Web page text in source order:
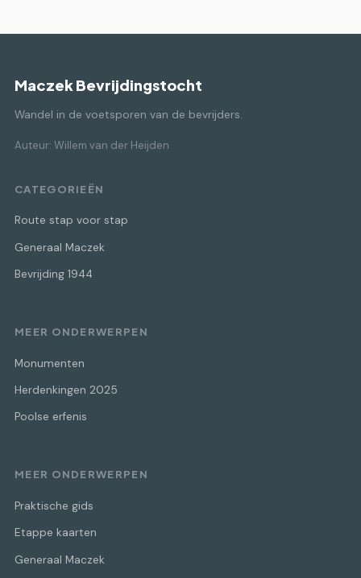
Maczek Bevrijdingstocht
Wandel in de voetsporen van de bevrijders.
Auteur: Willem van der Heijden
CATEGORIEËN
Route stap voor stap
Generaal Maczek
Bevrijding 1944
MEER ONDERWERPEN
Monumenten
Herdenkingen 2025
Poolse erfenis
MEER ONDERWERPEN
Praktische gids
Etappe kaarten
Generaal Maczek